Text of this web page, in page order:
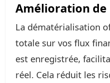
Amélioration
La dématérialisation
totale sur vos flux
est enregistrée,
réel. Cela réduit les